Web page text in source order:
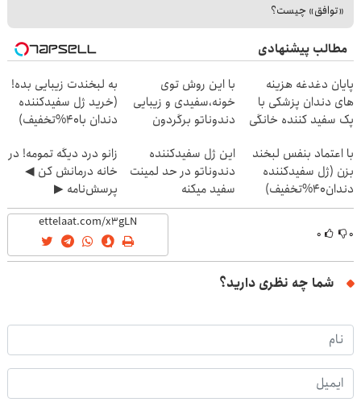
«توافق» چیست؟
مطالب پیشنهادی
پایان دغدغه هزینه
های دندان پزشکی با
پک سفید کننده خانگی
با این روش توی
خونه،سفیدی و زیبایی
دندوناتو برگردون
به لبخندت زیبایی بده!
(خرید ژل سفیدکننده
دندان با40%تخفیف)
با اعتماد بنفس لبخند
بزن (ژل سفیدکننده
دندان40%تخفیف)
این ژل سفیدکننده
دندوناتو در حد لمینت
سفید میکنه
(40%تخفیف)
زانو درد دیگه تمومه! در
خانه درمانش کن ◀
پرسش‌نامه ▶
۰ ۰
شما چه نظری دارید؟